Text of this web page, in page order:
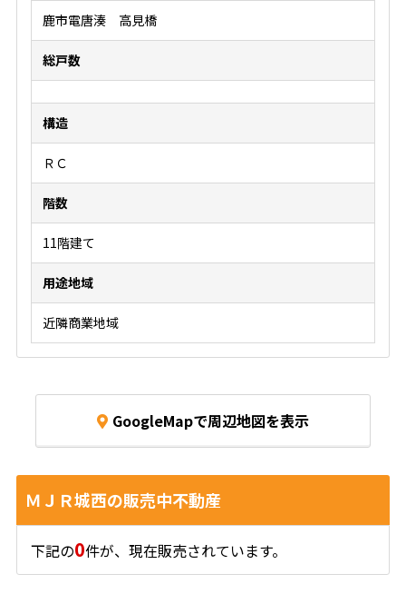
鹿市電唐湊 高見橋
総戸数
構造
ＲＣ
階数
11階建て
用途地域
近隣商業地域
GoogleMapで周辺地図を表示
ＭＪＲ城西の販売中不動産
下記の0件が、現在販売されています。